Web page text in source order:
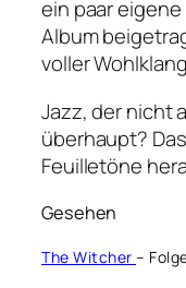
ein paar
Album
voller
Jazz, der nicht
überhaupt?
Feuilletöne
Gesehen
The Witcher –